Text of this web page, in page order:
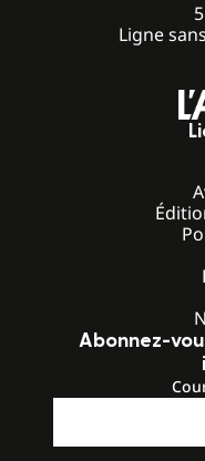
Ligne
Abonnez-